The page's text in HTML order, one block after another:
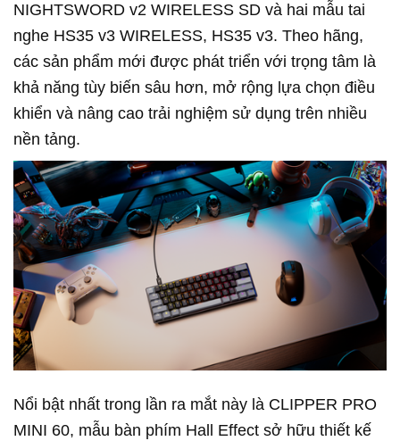
NIGHTSWORD v2 WIRELESS SD và hai mẫu tai
nghe HS35 v3 WIRELESS, HS35 v3. Theo hãng,
các sản phẩm mới được phát triển với trọng tâm là
khả năng tùy biến sâu hơn, mở rộng lựa chọn điều
khiển và nâng cao trải nghiệm sử dụng trên nhiều
nền tảng.
Nổi bật nhất trong lần ra mắt này là CLIPPER PRO
MINI 60, mẫu bàn phím Hall Effect sở hữu thiết kế